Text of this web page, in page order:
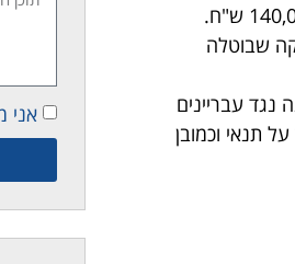
שבוטלה
נגד עבריינים
תנאי וכמובן
אני